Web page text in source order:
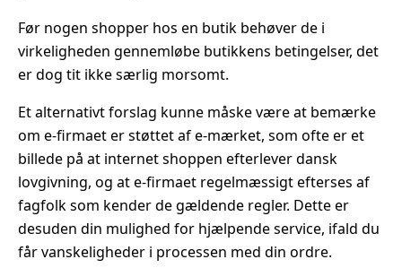
Før nogen shopper hos en butik behøver de i
virkeligheden gennemløbe butikkens betingelser, det
er dog tit ikke særlig morsomt.
Et alternativt forslag kunne måske være at bemærke
om e-firmaet er støttet af e-mærket, som ofte er et
billede på at internet shoppen efterlever dansk
lovgivning, og at e-firmaet regelmæssigt efterses af
fagfolk som kender de gældende regler. Dette er
desuden din mulighed for hjælpende service, ifald du
får vanskeligheder i processen med din ordre.